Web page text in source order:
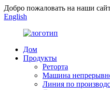
Добро пожаловать на наши
English
Дом
Продукты
Реторта
Машина
Линия по